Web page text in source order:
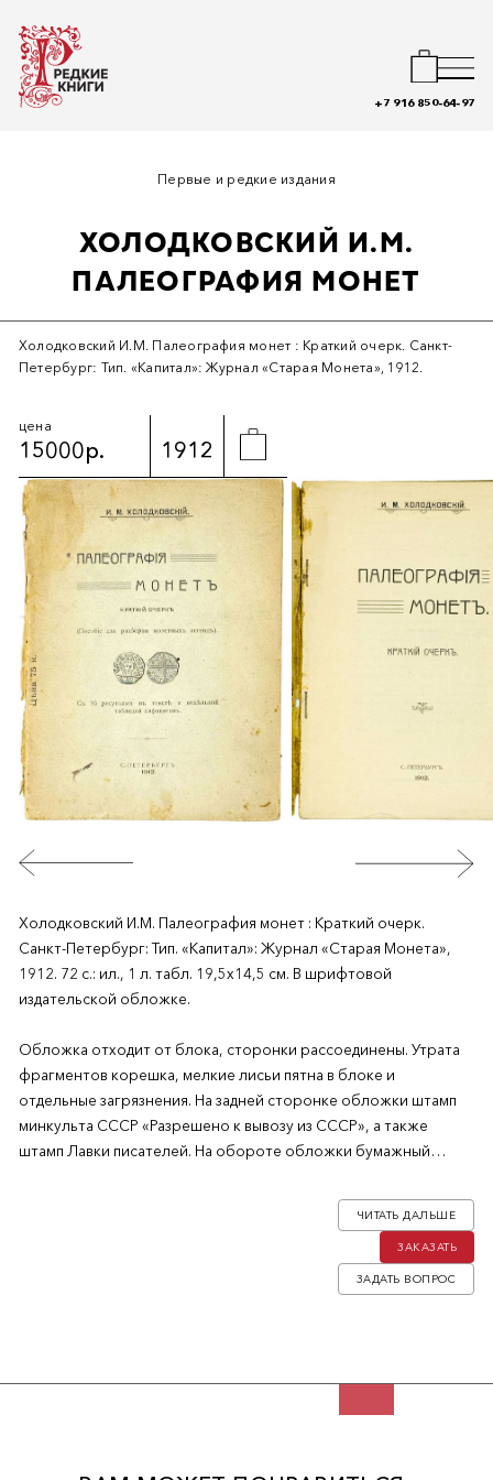
+7 916 850-64-97
Первые и редкие издания
ХОЛОДКОВСКИЙ И.М.
ПАЛЕОГРАФИЯ МОНЕТ
Холодковский И.М. Палеография монет : Краткий очерк. Санкт-
Петербург: Тип. «Капитал»: Журнал «Старая Монета», 1912.
цена
15000р. 1912
Холодковский И.М. Палеография монет : Краткий очерк.
Санкт-Петербург: Тип. «Капитал»: Журнал «Старая Монета»,
1912. 72 с.: ил., 1 л. табл. 19,5х14,5 см. В шрифтовой
издательской обложке.
Обложка отходит от блока, сторонки рассоединены. Утрата
фрагментов корешка, мелкие лисьи пятна в блоке и
отдельные загрязнения. На задней сторонке обложки штамп
минкульта СССР «Разрешено к вывозу из СССР», а также
штамп Лавки писателей. На обороте обложки бумажный
(1925–1990) — советский и американский историк и
оружиевед, специалист по русской культуре и истории XVII
века. Работал в Рыцарском зале Эрмитажа, заведовал
коллекцией оружия в Метрополитен-музей в Нью-Йорке.
ЗАДАТЬ ВОПРОС
ЗАКАЗАТЬ
ЧИТАТЬ ДАЛЬШЕ